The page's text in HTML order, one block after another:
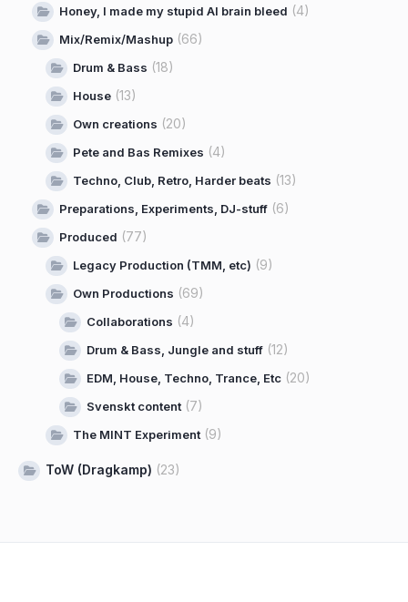
Honey, I made my stupid AI brain bleed (4)
Mix/Remix/Mashup (66)
Drum & Bass (18)
House (13)
Own creations (20)
Pete and Bas Remixes (4)
Techno, Club, Retro, Harder beats (13)
Preparations, Experiments, DJ-stuff (6)
Produced (77)
Legacy Production (TMM, etc) (9)
Own Productions (69)
Collaborations (4)
Drum & Bass, Jungle and stuff (12)
EDM, House, Techno, Trance, Etc (20)
Svenskt content (7)
The MINT Experiment (9)
ToW (Dragkamp) (23)